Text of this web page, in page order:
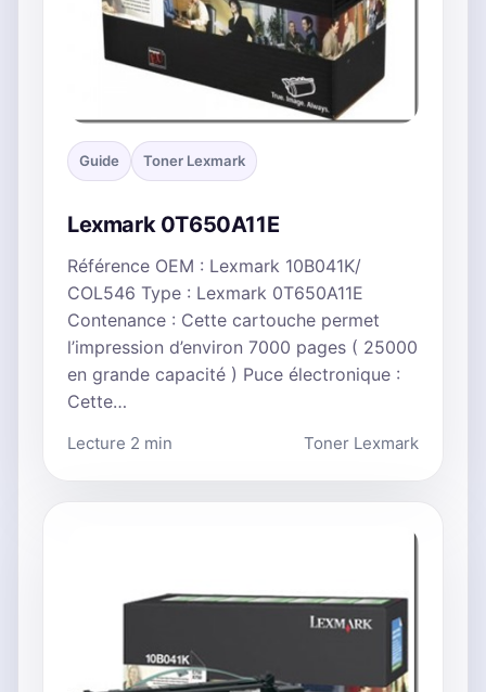
Guide Toner Lexmark
Lexmark 0T650A11E
Référence OEM : Lexmark 10B041K/
COL546 Type : Lexmark 0T650A11E
Contenance : Cette cartouche permet
l’impression d’environ 7000 pages ( 25000
en grande capacité ) Puce électronique :
Cette…
Lecture 2 min Toner Lexmark